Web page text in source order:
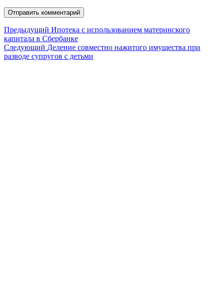
Навигация
по
записям
Предыдущий Предыдущий
Ипотека с использованием материнского
капитала в Сбербанке
Следующий Следующий
Деление совместно нажитого имущества при
разводе супругов с детьми